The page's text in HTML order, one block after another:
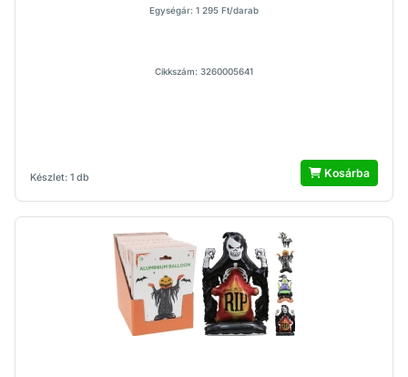
Készlet: 1 db
Egységár: 1 295 Ft/darab
Cikkszám: 3260005641
Kosárba